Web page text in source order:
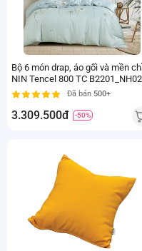
Bộ 6 món drap, áo gối và mền
NIN Tencel 800 TC
(160x200+35cm)Đã bán 500+
3.309.500đ -50%